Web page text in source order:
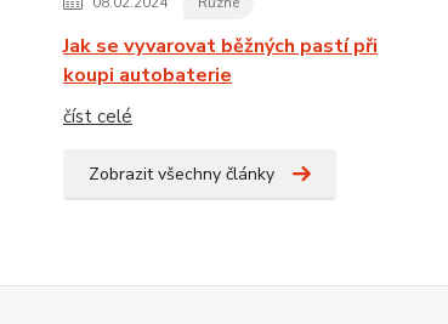
Jak se vyvarovat běžných pastí při
koupi autobaterie
číst celé
Zobrazit všechny články